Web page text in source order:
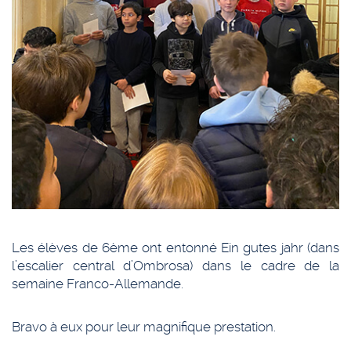
Les élèves de 6ème ont entonné Ein gutes jahr (dans
l’escalier central d’Ombrosa) dans le cadre de la
semaine Franco-Allemande.
Bravo à eux pour leur magnifique prestation.